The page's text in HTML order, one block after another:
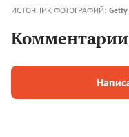
ИСТОЧНИК ФОТОГРАФИЙ:
Комментарии